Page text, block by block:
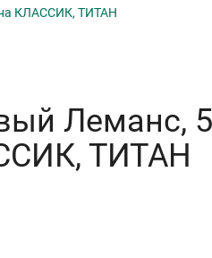
КЛАССИК, ТИТАН
Леманс,
ТИТАН